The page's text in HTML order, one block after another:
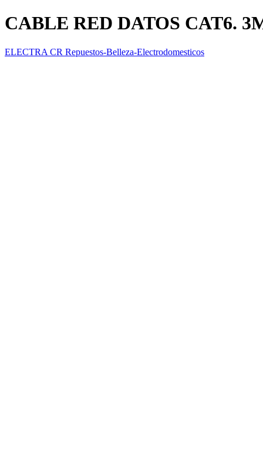
CABLE RED DATOS CAT6.
ELECTRA CR Repuestos-Belleza-Electrodomesticos